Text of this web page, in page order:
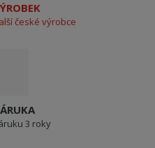
české výrobce
3 roky